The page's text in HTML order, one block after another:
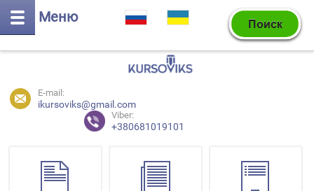
Меню
E-mail:
ikursoviks@gmail.com
Viber:
+380681019101